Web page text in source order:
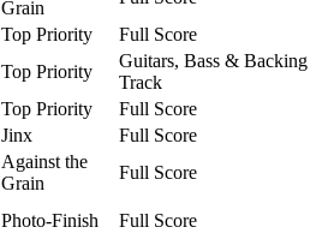
Grain
Top Priority
Full Score
Top Priority
Guitars, Bass & Backing
Track
Top Priority
Full Score
Jinx
Full Score
Against the
Grain
Full Score
Photo-Finish
Full Score